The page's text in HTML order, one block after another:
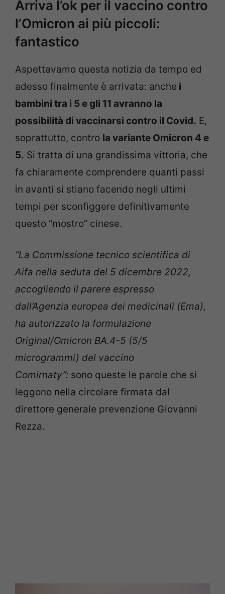
Arriva l’ok per il vaccino contro
l’Omicron ai più piccoli:
fantastico
Aspettavamo questa notizia da tempo ed
adesso finalmente è arrivata: anche i
bambini tra i 5 e gli 11 avranno la
possibilità di vaccinarsi contro il Covid. E,
soprattutto, contro la variante Omicron 4 e
5. Si tratta di una grandissima vittoria, che
fa chiaramente comprendere quanti passi
in avanti si stiano facendo negli ultimi
tempi per sconfiggere definitivamente
questo “mostro” cinese.
“La Commissione tecnico scientifica di
Aifa nella seduta del 5 dicembre 2022,
accogliendo il parere espresso
dall’Agenzia europea dei medicinali (Ema),
ha autorizzato la formulazione
Original/Omicron BA.4-5 (5/5
microgrammi) del vaccino
Comirnaty”: sono queste le parole che si
leggono nella circolare firmata dal
direttore generale prevenzione Giovanni
Rezza.